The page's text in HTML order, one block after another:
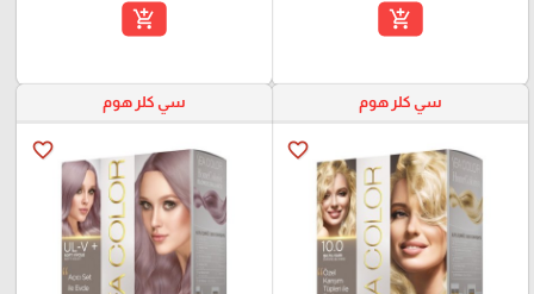
add_shopping_cart
add_shopping_cart
سي كلر هوم
favorite_border
سي كلر هوم
favorite_border